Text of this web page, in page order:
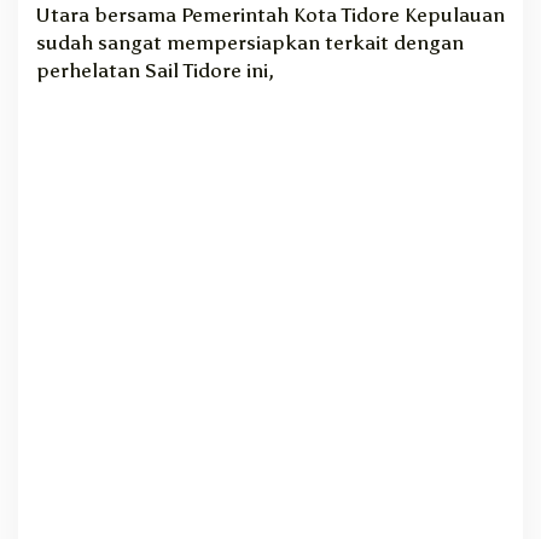
S
a
Utara bersama Pemerintah Kota Tidore Kepulauan
sudah sangat mempersiapkan terkait dengan
perhelatan Sail Tidore ini,